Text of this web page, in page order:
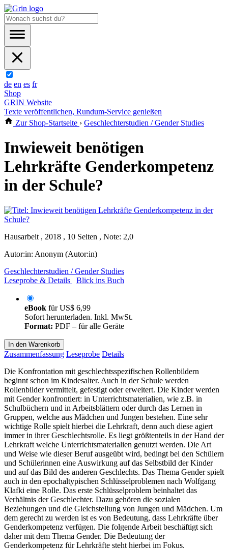
de en es fr
Shop
GRIN Website
Texte veröffentlichen, Rundum-Service genießen
Zur Shop-Startseite › Geschlechterstudien / Gender Studies
Inwieweit benötigen
Lehrkräfte Genderkompetenz
in der Schule?
Hausarbeit , 2018 , 10 Seiten , Note: 2,0
Autor:in: Anonym (Autor:in)
Geschlechterstudien / Gender Studies
Leseprobe & Details
Blick ins Buch
eBook fürUS$ 6,99
Sofort herunterladen. Inkl. MwSt.
Format: PDF – für alle Geräte
In den Warenkorb
Zusammenfassung Leseprobe Details
Die Konfrontation mit geschlechtsspezifischen Rollenbildern
beginnt schon im Kindesalter. Auch in der Schule werden
Rollenbilder vermittelt, gefestigt oder erweitert. Die Kinder werden
mit Gender konfrontiert: in Unterrichtsmaterialien, wie z.B. in
Schulbüchern und in Arbeitsblättern oder durch das Lernen in
Gruppen, welche aus Mädchen und Jungen bestehen. Eine sehr
wichtige Rolle spielt hierbei die Lehrkraft, denn auch diese agiert
immer in ihrer Geschlechtsrolle. Es liegt größtenteils in der Hand der
Lehrkraft welche Unterrichtsmaterialien genutzt werden. Die Art
und Weise wie dieser Beruf ausgeübt wird, bedingt bei den Schülern
und Schülerinnen eine Auswirkung auf das Selbstbild der Kinder
und auf das Bild des anderen Geschlechts. Das Thema Gender spielt
auch in den epochaltypischen Schlüsselproblemen nach Wolfgang
Klafki eine Rolle. Das erste Schlüsselproblem beinhaltet das
Verhältnis der Geschlechter. Dazu gehören die sozialen
Beziehungen und die Gleichstellung von Jungen und Mädchen. Um
dem gerecht zu werden ist es von Bedeutung, dass Lehrkräfte über
Genderkompetenz verfügen. Die folgende Arbeit beschäftigt sich
daher mit dem Thema Gender. Die Bedeutung der
Genderkompetenz für Lehrkräfte steht hierbei im Fokus.